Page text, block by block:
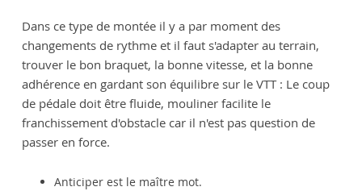
Dans ce type de montée il y a par moment des
changements de rythme et il faut s'adapter au terrain,
trouver le bon braquet, la bonne vitesse, et la bonne
adhérence en gardant son équilibre sur le VTT : Le coup
de pédale doit être fluide, mouliner facilite le
franchissement d'obstacle car il n'est pas question de
passer en force.
Anticiper est le maître mot.